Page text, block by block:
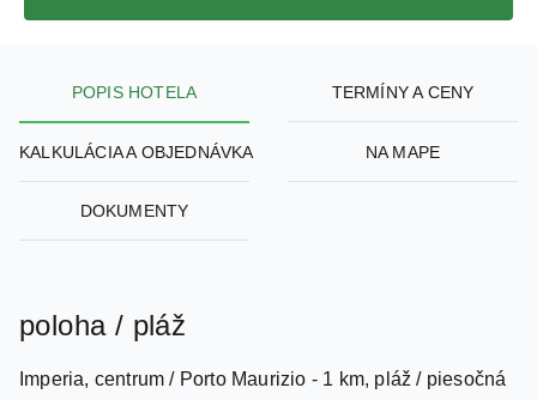
POPIS HOTELA TERMÍNY A CENY
KALKULÁCIA A OBJEDNÁVKA NA MAPE
DOKUMENTY
poloha / pláž
Imperia, centrum / Porto Maurizio - 1 km, pláž / piesočná